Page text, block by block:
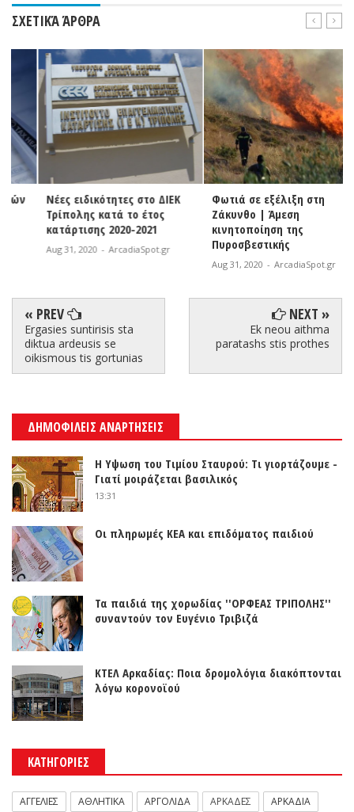
ΣΧΕΤΙΚΆ ΆΡΘΡΑ
Νέες ειδικότητες στο ΔΙΕΚ
Τρίπολης κατά το έτος
κατάρτισης 2020-2021
Aug 31, 2020 - ArcadiaSpot.gr
Φωτιά σε εξέλιξη στη
Ζάκυνθο | Άμεση
κινητοποίηση της
Πυροσβεστικής
Aug 31, 2020 ArcadiaSpot.gr
« PREV
Ergasies suntirisis sta
diktua ardeusis se
oikismous tis gortunias
NEXT »
Ek neou aithma
paratashs stis prothes
ΔΗΜΟΦΙΛΕΙΣ ΑΝΑΡΤΗΣΕΙΣ
Η Υψωση του Τιμίου Σταυρού: Τι γιορτάζουμε -
Γιατί μοιράζεται βασιλικός
13:31
Οι πληρωμές ΚΕΑ και επιδόματος παιδιού
Τα παιδιά της χορωδίας ''ΟΡΦΕΑΣ ΤΡΙΠΟΛΗΣ''
συναντούν τον Ευγένιο Τριβιζά
ΚΤΕΛ Αρκαδίας: Ποια δρομολόγια διακόπτονται
λόγω κορονοϊού
ΚΑΤΗΓΟΡΙΕΣ
ΑΓΓΕΛΙΕΣ ΑΘΛΗΤΙΚΑ ΑΡΓΟΛΙΔΑ ΑΡΚΑΔΕΣ ΑΡΚΑΔΙΑ